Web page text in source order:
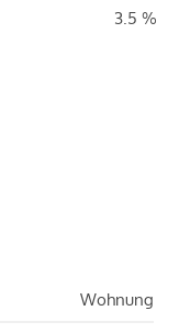
3.5 %
Wohnung